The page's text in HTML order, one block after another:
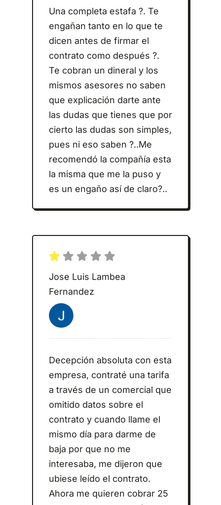
Una completa estafa ?. Te
engañan tanto en lo que te
dicen antes de firmar el
contrato como después ?.
Te cobran un dineral y los
mismos asesores no saben
que explicación darte ante
las dudas que tienes que por
cierto las dudas son simples,
pues ni eso saben ?..Me
recomendó la compañía esta
la misma que me la puso y
es un engaño así de claro?..
Jose Luis Lambea
Fernandez
Decepción absoluta con esta
empresa, contraté una tarifa
a través de un comercial que
omitido datos sobre el
contrato y cuando llame el
mismo día para darme de
baja por que no me
interesaba, me dijeron que
ubiese leído el contrato.
Ahora me quieren cobrar 25